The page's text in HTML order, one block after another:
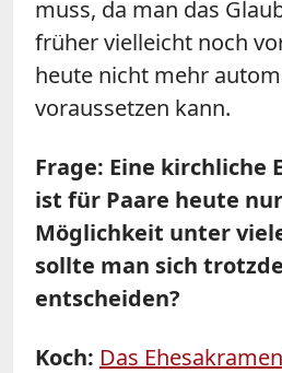
muss, da man das
früher vielleicht noch
heute nicht mehr
voraussetzen kann.
Frage: Eine kirchliche
ist für Paare heute
Möglichkeit unter
sollte man sich
entscheiden?
Koch: Das